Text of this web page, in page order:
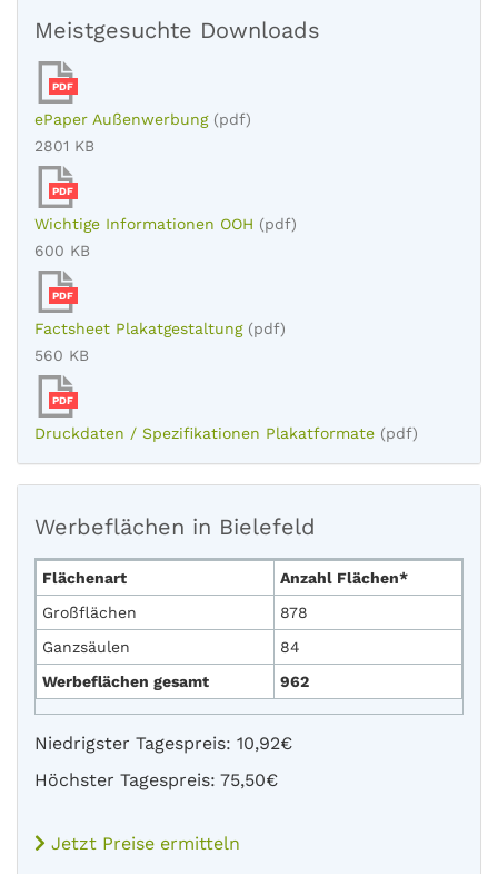
Meistgesuchte Downloads
PDF
ePaper Außenwerbung (pdf)
2801 KB
PDF
Wichtige Informationen OOH (pdf)
600 KB
PDF
Factsheet Plakatgestaltung (pdf)
560 KB
PDF
Druckdaten / Spezifikationen Plakatformate (pdf)
Werbeflächen in Bielefeld
Flächenart
Anzahl Flächen*
Großflächen
878
Ganzsäulen
84
Werbeflächen gesamt
962
Niedrigster Tagespreis: 10,92€
Höchster Tagespreis: 75,50€
Jetzt Preise ermitteln